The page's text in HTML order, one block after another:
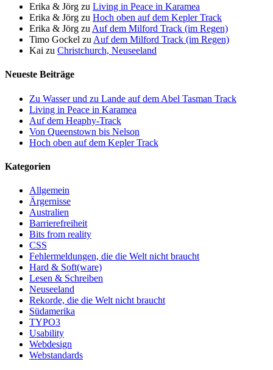
Erika & Jörg zu Living in Peace in Karamea
Erika & Jörg zu Hoch oben auf dem Kepler Track
Erika & Jörg zu Auf dem Milford Track (im Regen)
Timo Gockel zu Auf dem Milford Track (im Regen)
Kai zu Christchurch, Neuseeland
Neueste Beiträge
Zu Wasser und zu Lande auf dem Abel Tasman Track
Living in Peace in Karamea
Auf dem Heaphy-Track
Von Queenstown bis Nelson
Hoch oben auf dem Kepler Track
Kategorien
Allgemein
Ärgernisse
Australien
Barrierefreiheit
Bits from reality
CSS
Fehlermeldungen, die die Welt nicht braucht
Hard & Soft(ware)
Lesen & Schreiben
Neuseeland
Rekorde, die die Welt nicht braucht
Südamerika
TYPO3
Usability
Webdesign
Webstandards